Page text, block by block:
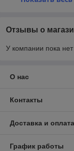
Отзывы о
У компании пока
О нас
Контакты
Доставка и оплата
График работы